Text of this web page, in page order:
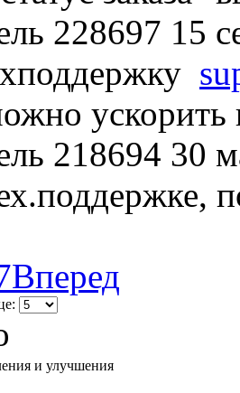
228697 15
ускорить
218694 30
Вперед
и улучшения